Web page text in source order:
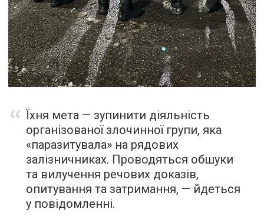
Їхня мета — зупинити діяльність
організованої злочинної групи, яка
«паразитувала» на рядових
залізничниках. Проводяться обшуки
та вилучення речових доказів,
опитування та затримання, — йдеться
у повідомленні.